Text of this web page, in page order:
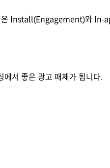
Install(Engagement)와 In-
서 좋은 광고 매체가 됩니다.